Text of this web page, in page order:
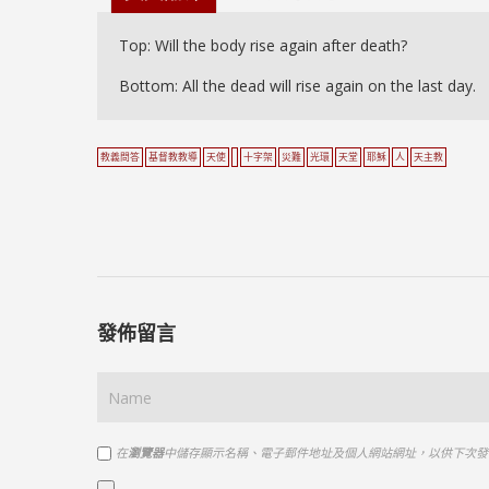
Top: Will the body rise again after death?
Bottom: All the dead will rise again on the last day.
教義問答 基督教教導 天使 十字架 災難 光環 天堂 耶穌 人 天主教
發佈留言
在瀏覽器中儲存顯示名稱、電子郵件地址及個人網站網址，以供下次